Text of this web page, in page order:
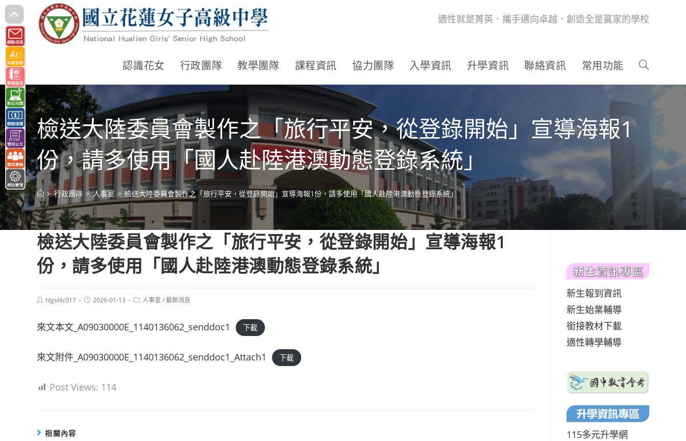
跳
轉
至
主
要
內
容
適性就是菁英．攜手邁向卓越．創造全是贏家的學校
認識花女 行政團隊 教學團隊 課程資訊 協力團隊 入學資訊 升學資訊 聯絡資訊 常用功能
檢送大陸委員會製作之「旅行平安，從登錄開始」宣導海報1
份，請多使用「國人赴陸港澳動態登錄系統」
> 行政團隊 > 人事室 > 檢送大陸委員會製作之「旅行平安，從登錄開始」宣導海報1份，請多使用「國人赴陸港澳動態登錄系統」
檢送大陸委員會製作之「旅行平安，從登錄開始」宣導海報1
份，請多使用「國人赴陸港澳動態登錄系統」
Posthlgshlc017
Post2026-01-13
Post人事室 /最新消息
來文本文_A09030000E_1140136062_senddoc1 下載
來文附件_A09030000E_1140136062_senddoc1_Attach1 下載
Post Views: 114
相關內容
新生報到資訊
新生始業輔導
銜接教材下載
適性轉學輔導
115多元升學網